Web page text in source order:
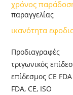
χρόνος
παραγγελίας
ικανότητα
Προδιαγραφές
τριγωνικός
επίδεσμος CE FDA
FDA, CE, ISO